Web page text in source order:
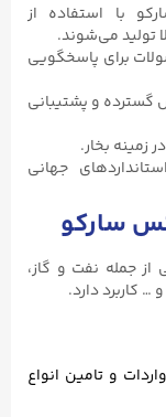
با استفاده از
تولید می‌شوند.
برای پاسخگویی
و پشتیبانی
بخار.
جهانی
سارکو
جمله نفت و گاز،
کاربرد دارد.
و تامین انواع